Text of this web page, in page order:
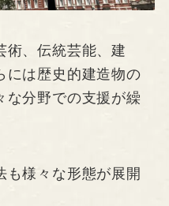
術、伝統芸能、建
には歴史的建造物の
な分野での支援が繰
も様々な形態が展開